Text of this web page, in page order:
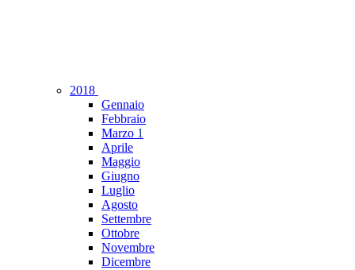
2018
Gennaio
Febbraio
Marzo 1
Aprile
Maggio
Giugno
Luglio
Agosto
Settembre
Ottobre
Novembre
Dicembre